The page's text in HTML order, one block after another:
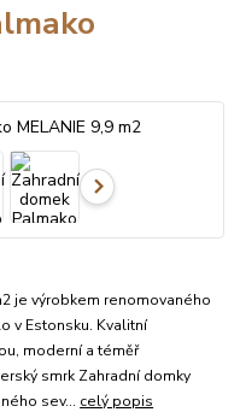
je výrobkem renomovaného
v Estonsku. Kvalitní
moderní a téměř
smrk Zahradní domky
sev... celý popis